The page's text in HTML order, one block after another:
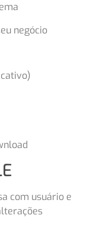
negócio
com usuário e